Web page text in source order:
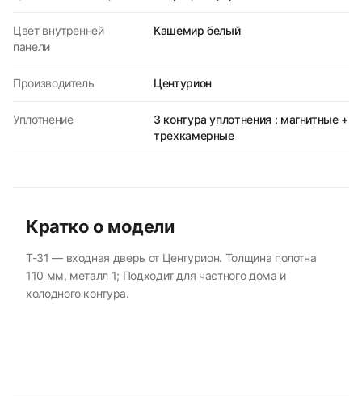
Цвет внутренней
панели
Кашемир белый
Производитель Центурион
Уплотнение
3 контура уплотнения : магнитные +
трехкамерные
Кратко о модели
T-31 — входная дверь от Центурион. Толщина полотна
110 мм, металл 1; Подходит для частного дома и
холодного контура.